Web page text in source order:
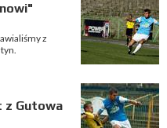
z
z Gutowa